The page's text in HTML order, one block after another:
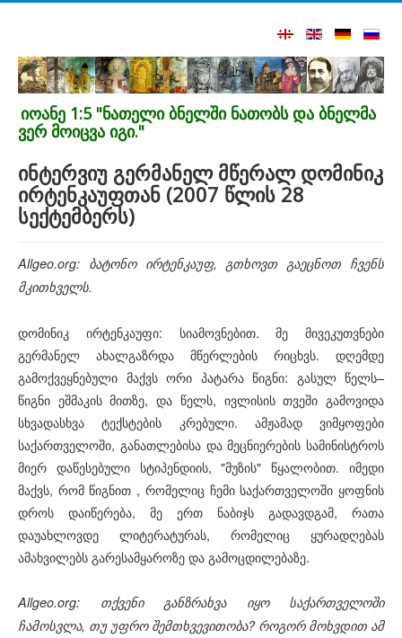
იოანე 1:5 "ნათელი ბნელში ნათობს და ბნელმა
ვერ მოიცვა იგი."
ინტერვიუ გერმანელ მწერალ დომინიკ
ირტენკაუფთან (2007 წლის 28
სექტემბერს)
Allgeo.org: ბატონო ირტენკაუფ, გთხოვთ გაეცნოთ ჩვენს
მკითხველს.
დომინიკ ირტენკაუფი: სიამოვნებით. მე მივეკუთვნები
გერმანელ ახალგაზრდა მწერლების რიცხვს. დღემდე
გამოქვეყნებული მაქვს ორი პატარა წიგნი: გასულ წელს–
წიგნი ეშმაკის მითზე, და წელს, ივლისის თვეში გამოვიდა
სხვადასხვა ტექსტების კრებული. ამჟამად ვიმყოფები
საქართველოში, განათლებისა და მეცნიერების სამინისტროს
მიერ დაწესებული სტიპენდიის, "მუზის" წყალობით. იმედი
მაქვს, რომ წიგნით , რომელიც ჩემი საქართველოში ყოფნის
დროს დაიწერება, მე ერთ ნაბიჯს გადავდგამ, რათა
დაუახლოვდე ლიტერატურას, რომელიც ყურადღებას
ამახვილებს გარესამყაროზე და გამოცდილებაზე.
Allgeo.org: თქვენი განზრახვა იყო საქართველოში
ჩამოსვლა, თუ უფრო შემთხვევითობა? როგორ მოხვდით ამ